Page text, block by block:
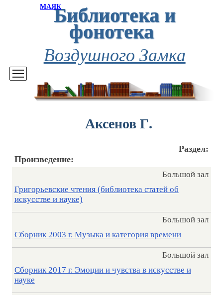
МАЯКБиблиотека и
фонотека
Воздушного Замка
Аксенов Г.
Произведение:
Раздел:
Григорьевские чтения (библиотека статей об
искусстве и науке)
Большой зал
Сборник 2003 г. Музыка и категория времени
Большой зал
Сборник 2017 г. Эмоции и чувства в искусстве и
науке
Большой зал